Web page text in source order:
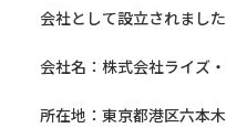
会社として設立されました
会社名：株式会社ライズ
所在地：東京都港区六